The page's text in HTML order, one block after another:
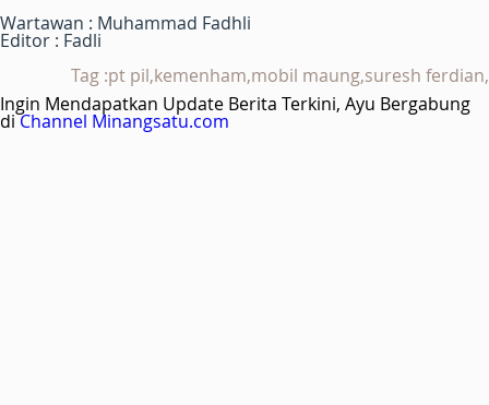
Wartawan : Muhammad Fadhli
Editor : Fadli
Tag :pt pil,kemenham,mobil maung,suresh ferdian,
Ingin Mendapatkan Update Berita Terkini, Ayu Bergabung
diChannel Minangsatu.com